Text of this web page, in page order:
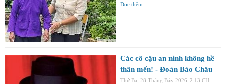
Đọc thêm
Các cô cậu an ninh không hề
thân mến! - Đoàn Bảo Châu
Thứ Ba, 28 Tháng Bảy 2026 2:13 CH